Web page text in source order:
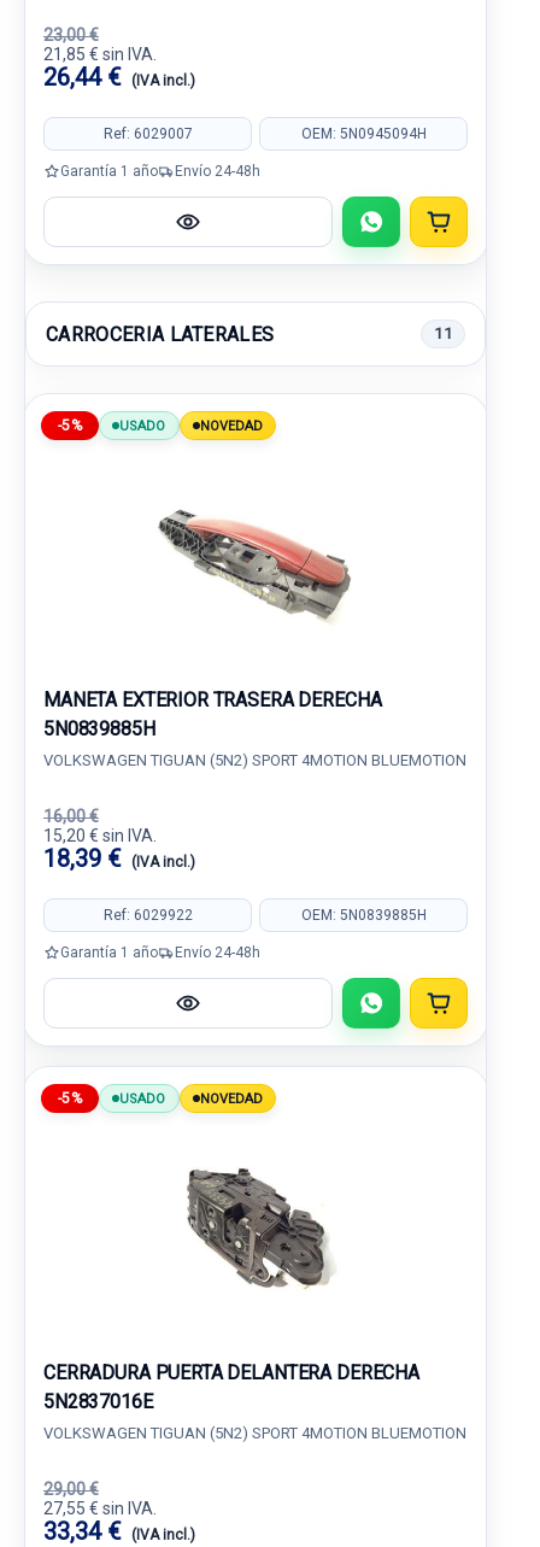
23,00 €
21,85 € sin IVA.
26,44 € (IVA incl.)
Ref: 6029007 OEM: 5N0945094H
Garantía 1 año Envío 24-48h
CARROCERIA LATERALES 11
-5% USADO NOVEDAD
MANETA EXTERIOR TRASERA DERECHA
5N0839885H
VOLKSWAGEN TIGUAN (5N2) SPORT 4MOTION BLUEMOTION
16,00 €
15,20 € sin IVA.
18,39 € (IVA incl.)
Ref: 6029922 OEM: 5N0839885H
Garantía 1 año Envío 24-48h
-5% USADO NOVEDAD
CERRADURA PUERTA DELANTERA DERECHA
5N2837016E
VOLKSWAGEN TIGUAN (5N2) SPORT 4MOTION BLUEMOTION
29,00 €
27,55 € sin IVA.
33,34 € (IVA incl.)